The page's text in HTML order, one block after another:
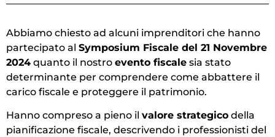
Abbiamo chiesto ad alcuni imprenditori che hanno
partecipato al Symposium Fiscale del 21 Novembre
2024 quanto il nostro evento fiscale sia stato
determinante per comprendere come abbattere il
carico fiscale e proteggere il patrimonio.
Hanno compreso a pieno il valore strategico della
pianificazione fiscale, descrivendo i professionisti del